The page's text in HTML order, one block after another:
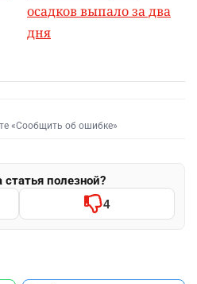
осадков выпало за два
дня
«Сообщить об ошибке»
полезной?
4